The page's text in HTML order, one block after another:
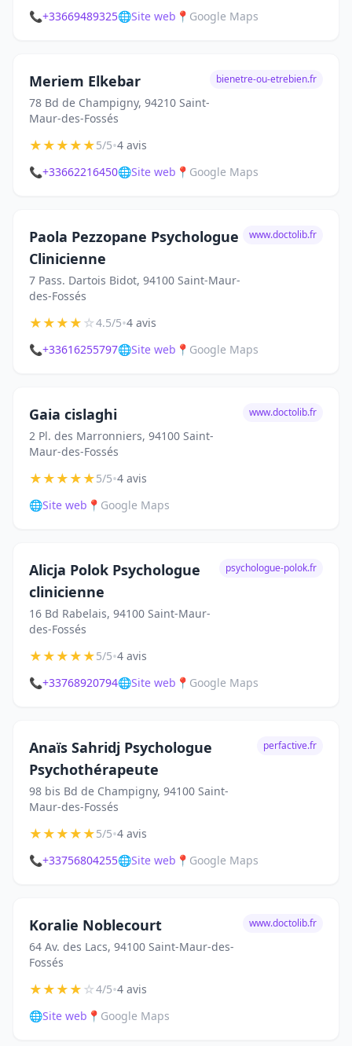
📞+33669489325🌐Site web 📍 Google Maps
Meriem Elkebar
78 Bd de Champigny, 94210 Saint-
Maur-des-Fossés
bienetre-ou-etrebien.fr
★★★★★5/5•4 avis
📞+33662216450🌐Site web 📍 Google Maps
Paola Pezzopane Psychologue
Clinicienne
7 Pass. Dartois Bidot, 94100 Saint-Maur-
des-Fossés
www.doctolib.fr
★★★★☆4.5/5•4 avis
📞+33616255797🌐Site web 📍 Google Maps
Gaia cislaghi
2 Pl. des Marronniers, 94100 Saint-
Maur-des-Fossés
www.doctolib.fr
★★★★★5/5•4 avis
🌐Site web 📍 Google Maps
Alicja Polok Psychologue
clinicienne
16 Bd Rabelais, 94100 Saint-Maur-
des-Fossés
psychologue-polok.fr
★★★★★5/5•4 avis
📞+33768920794🌐Site web 📍 Google Maps
Anaïs Sahridj Psychologue
Psychothérapeute
98 bis Bd de Champigny, 94100 Saint-
Maur-des-Fossés
perfactive.fr
★★★★★5/5•4 avis
📞+33756804255🌐Site web 📍 Google Maps
Koralie Noblecourt
64 Av. des Lacs, 94100 Saint-Maur-des-
Fossés
www.doctolib.fr
★★★★☆4/5•4 avis
🌐Site web 📍 Google Maps